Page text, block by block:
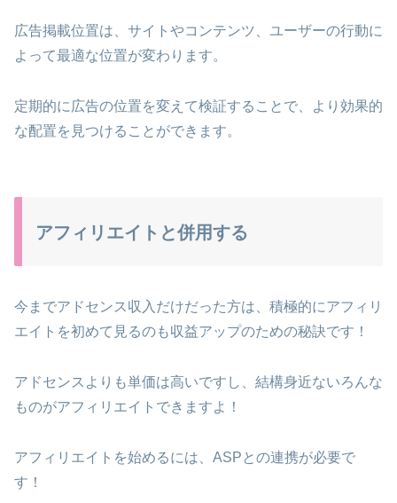
広告掲載位置は、サイトやコンテンツ、ユーザーの行動に
よって最適な位置が変わります。
定期的に広告の位置を変えて検証することで、より効果的
な配置を見つけることができます。
アフィリエイトと併用する
今までアドセンス収入だけだった方は、積極的にアフィリ
エイトを初めて見るのも収益アップのための秘訣です！
アドセンスよりも単価は高いですし、結構身近ないろんな
ものがアフィリエイトできますよ！
アフィリエイトを始めるには、ASPとの連携が必要で
す！